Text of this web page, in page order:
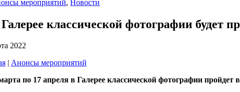
мероприятий,Новости
классической фотографии будет
2022
| Анонсы мероприятий
по 17 апреля в Галерее классической фотографии